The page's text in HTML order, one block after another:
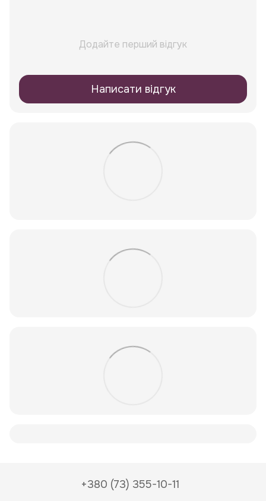
Додайте перший відгук
Написати відгук
+380 (73) 355-10-11